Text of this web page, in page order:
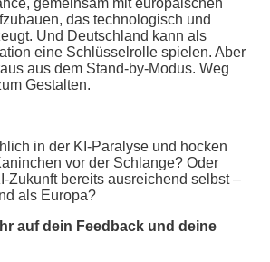
gemeinsam mit europäischen
das technologisch und
Und Deutschland kann als
eine Schlüsselrolle spielen. Aber
aus dem Stand-by-Modus. Weg
Gestalten.
in der KI-Paralyse und hocken
vor der Schlange? Oder
Zukunft bereits ausreichend selbst –
als Europa?
auf dein Feedback und deine